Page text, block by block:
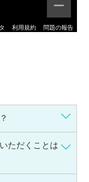
利用規約 問題の報告
ただくことは